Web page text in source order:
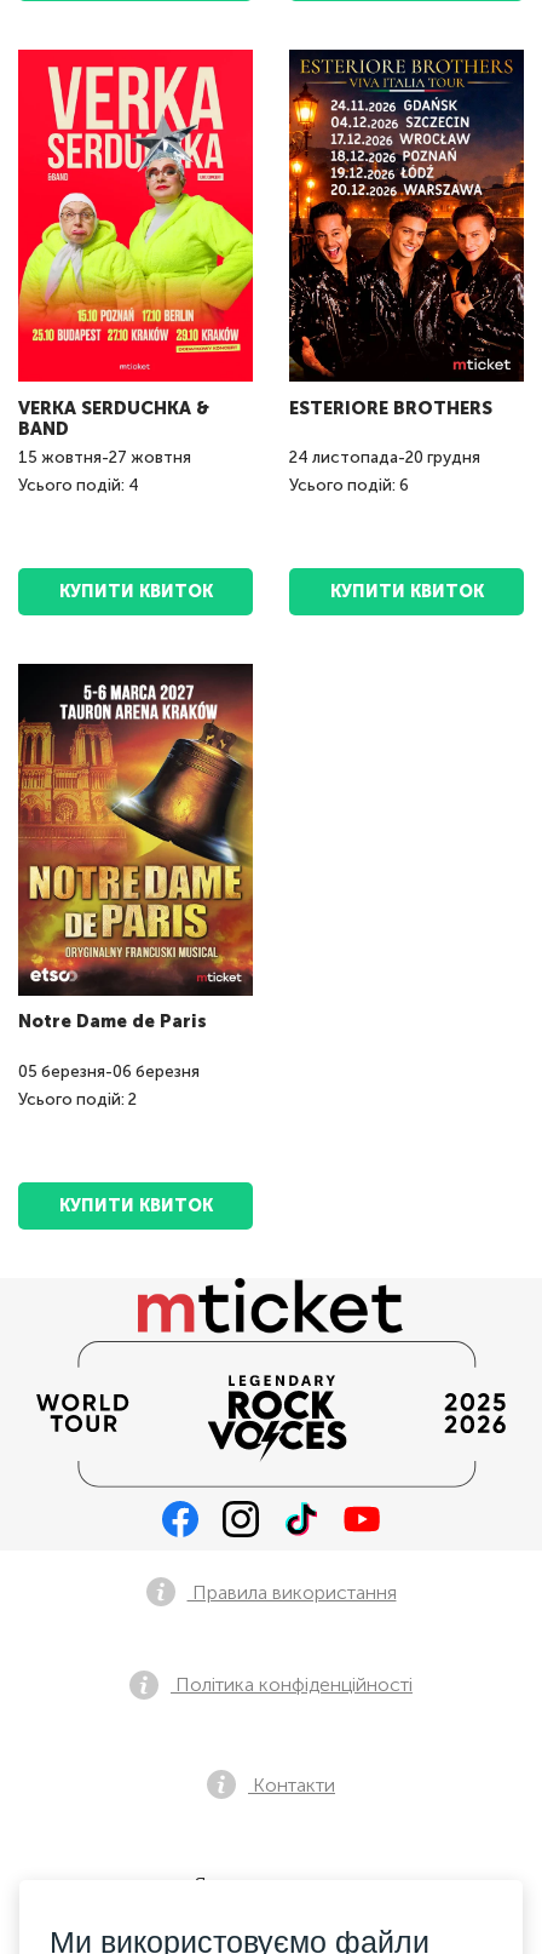
VERKA SERDUCHKA &
BAND
15 жовтня-27 жовтня
Усього подій: 4
КУПИТИ КВИТОК
ESTERIORE BROTHERS
24 листопада-20 грудня
Усього подій: 6
КУПИТИ КВИТОК
Notre Dame de Paris
05 березня-06 березня
Усього подій: 2
КУПИТИ КВИТОК
Правила використання
Політика конфіденційності
Контакти
Як купити квиток
Ми використовуємо файли